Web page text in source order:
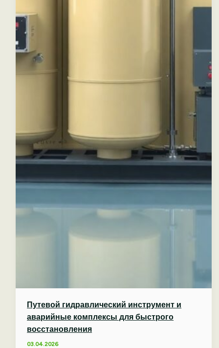
Путевой гидравлический инструмент и
аварийные комплексы для быстрого
восстановления
03.04.2026